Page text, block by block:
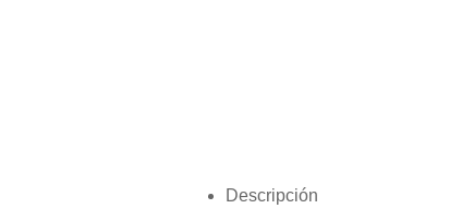
Descripción